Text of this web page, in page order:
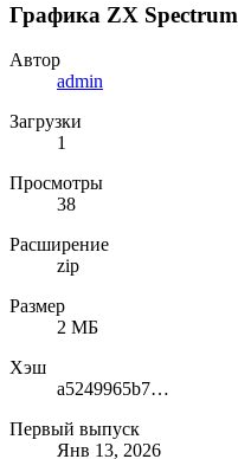
Графика ZX Spectrum​
Автор
admin
Загрузки
1
Просмотры
38
Расширение
zip
Размер
2 МБ
Хэш
a5249965b721d85c6d0e079af13d8f40
Первый выпуск
Янв 13, 2026